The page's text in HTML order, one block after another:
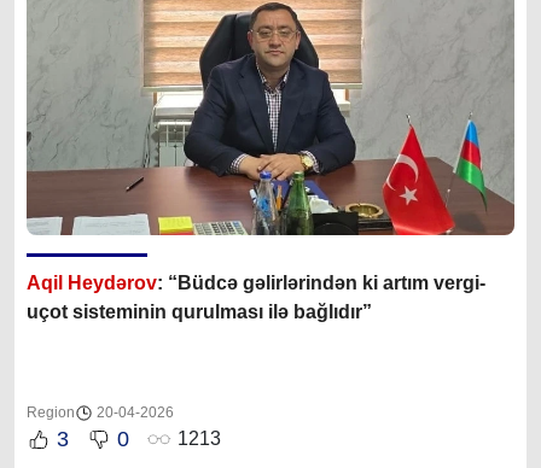
Aqil Heydərov: “Büdcə gəlirlərindən ki artım vergi-
uçot sisteminin qurulması ilə bağlıdır”
Region 20-04-2026
3 0 1213